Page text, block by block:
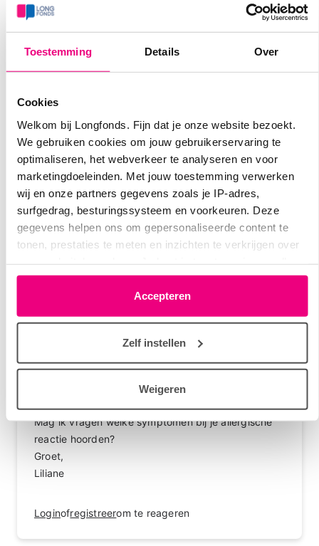
Toestemming Details Over
Cookies
Welkom bij Longfonds. Fijn dat je onze website bezoekt.
We gebruiken cookies om jouw gebruikerservaring te
optimaliseren, het webverkeer te analyseren en voor
marketingdoeleinden. Met jouw toestemming verwerken
wij en onze partners gegevens zoals je IP-adres,
surfgedrag, besturingssysteem en voorkeuren. Deze
gegevens helpen ons om gepersonaliseerde content te
tonen, prestaties te meten en inzichten te verkrijgen over
moment wijzigen of intrekken via het cookie-icoontje
linksonder elke pagina. De lijst met partners is te vinden in
het tabblad “details”.
Accepteren
Zelf instellen
Weigeren
Gebruik je wel Omeprazol?
Beste Lies,
Ik gebruik Rabeprazol.
Catherine.be 18-02-2026 om 15:59 uur
Beste,
Ik gebruik Pantoprazol. Maar ben moeten stoppen
wegens allergische reactie.
om te reageren
Mag ik vragen welke symptomen bij je allergische
reactie hoorden?
Groet,
Liliane
Loginofregistreerom te reageren